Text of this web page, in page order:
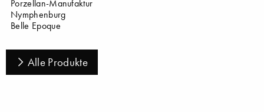
Porzellan-Manufaktur
Nymphenburg
Belle Epoque
Alle Produkte